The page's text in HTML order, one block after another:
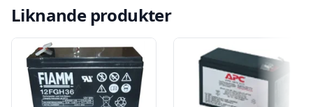
Liknande produkter